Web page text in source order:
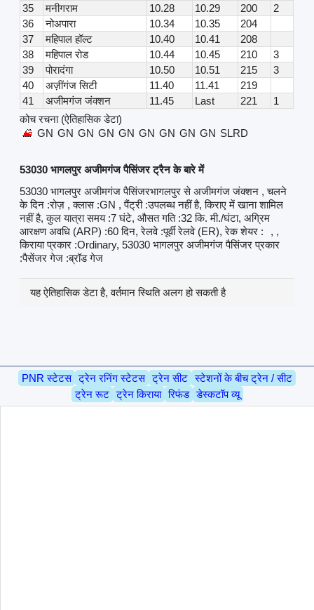
35
मनीगराम 10.28 10.29 200
2
36
नोअपारा 10.34 10.35
204
37
महिपाल हॉल्ट 10.40 10.41
208
38
महिपाल रोड 10.44 10.45 210
3
39
पोरादंगा 10.50 10.51 215
3
40
अज़ींगंज सिटी 11.40 11.41
219
41
अजीमगंज जंक्शन 11.45 Last 221
1
कोच रचना (ऐतिहासिक डेटा)
GN GN GN GN GN GN GN GN GN SLRD
53030 भागलपुर अजीमगंज पैसिंजर ट्रैन के बारे में
53030 भागलपुर अजीमगंज पैसिंजरभागलपुर से अजीमगंज जंक्शन , चलने
के दिन :रोज़ , क्लास :GN , पैंट्री :उपलब्ध नहीं है, किराए में खाना शामिल
नहीं है, कुल यात्रा समय :7 घंटे, औसत गति :32 कि. मी./घंटा, अग्रिम
आरक्षण अवधि (ARP) :60 दिन, रेलवे :पूर्वी रेलवे (ER), रेक शेयर :
, ,
किराया प्रकार :Ordinary, 53030 भागलपुर अजीमगंज पैसिंजर प्रकार
:पैसेंजर गेज :ब्रॉड गेज
यह ऐतिहासिक डेटा है, वर्तमान स्थिति अलग हो सकती है
PNR स्टेटस ट्रेन रनिंग स्टेटस ट्रेन सीट स्टेशनों के बीच ट्रेन / सीट
ट्रेन रूट ट्रेन किराया रिफंड डेस्कटॉप व्यू